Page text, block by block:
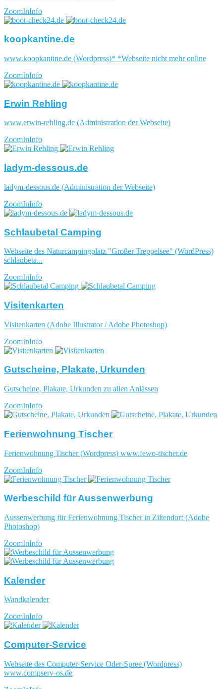
ZoomInInfo
koopkantine.de
www.koopkantine.de (Wordpress)* *Webseite nicht mehr online
ZoomInInfo
Erwin Rehling
www.erwin-rehling.de (Administration der Webseite)
ZoomInInfo
ladym-dessous.de
ladym-dessous.de (Administration der Webseite)
ZoomInInfo
Schlaubetal Camping
Webseite des Naturcampingplatz "Großer Treppelsee" (WordPress)
schlaubeta...
ZoomInInfo
Visitenkarten
Visitenkarten (Adobe Illustrator / Adobe Photoshop)
ZoomInInfo
Gutscheine, Plakate, Urkunden
Gutscheine, Plakate, Urkunden zu allen Anlässen
ZoomInInfo
Ferienwohnung Tischer
Ferienwohnung Tischer (Wordpress) www.fewo-tischer.de
ZoomInInfo
Werbeschild für Aussenwerbung
Aussenwerbung für Ferienwohnung Tischer in Ziltendorf (Adobe
Photoshop)
ZoomInInfo
Kalender
Wandkalender
ZoomInInfo
Computer-Service
Webseite des Computer-Service Oder-Spree (Wordpress)
www.compserv-os.de